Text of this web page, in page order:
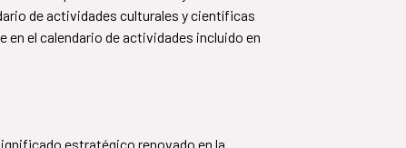
de actividades culturales y científicas
en el calendario de actividades incluido en
estratégico renovado en la